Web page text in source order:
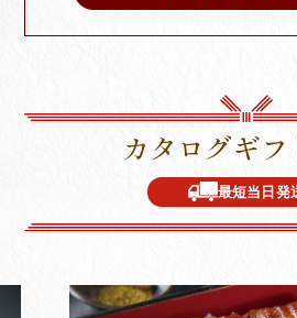
カタログギ
最短当日発